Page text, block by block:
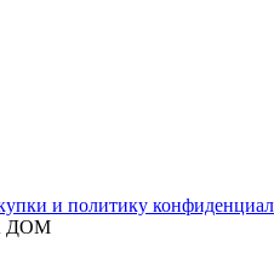
и политику
ДОМ